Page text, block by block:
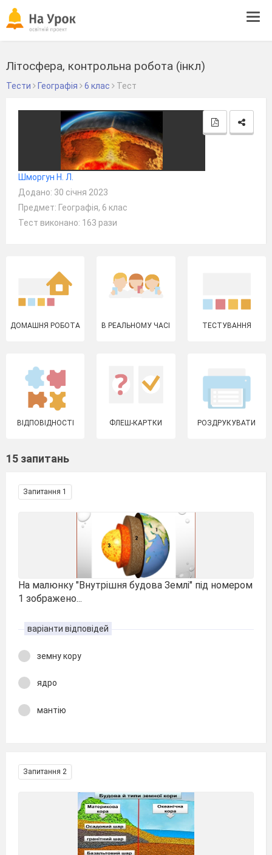
Літосфера, контрольна робота (інкл)
Тести Географія 6 клас Тест
Шморгун Н. Л.
Додано: 30 січня 2023
Предмет: Географія, 6 клас
Тест виконано: 163 рази
ДОМАШНЯ РОБОТА В РЕАЛЬНОМУ ЧАСІ ТЕСТУВАННЯ
ВІДПОВІДНОСТІ ФЛЕШ-КАРТКИ РОЗДРУКУВАТИ
15 запитань
Запитання 1
На малюнку "Внутрішня будова Землі" під номером
1 зображено...
варіанти відповідей
земну кору
ядро
мантію
Запитання 2